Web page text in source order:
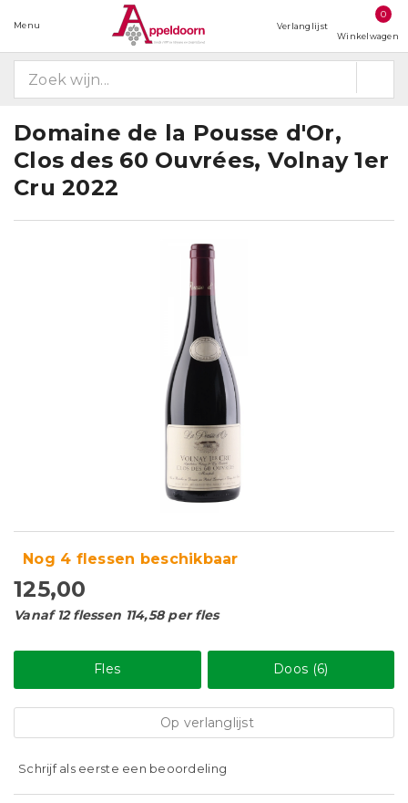
Menu Verlanglijst
0
Winkelwagen
Domaine de la Pousse d'Or,
Clos des 60 Ouvrées, Volnay 1er
Cru 2022
Nog 4 flessen beschikbaar
125,00
Vanaf 12 flessen 114,58 per fles
Fles Doos (6)
Op verlanglijst
Schrijf als eerste een beoordeling